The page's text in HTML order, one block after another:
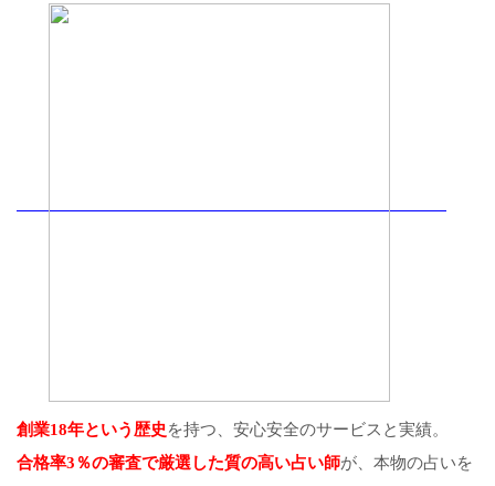
創業18年という歴史を持つ、安心安全のサービスと実績。
合格率3％の審査で厳選した質の高い占い師が、本物の占いを